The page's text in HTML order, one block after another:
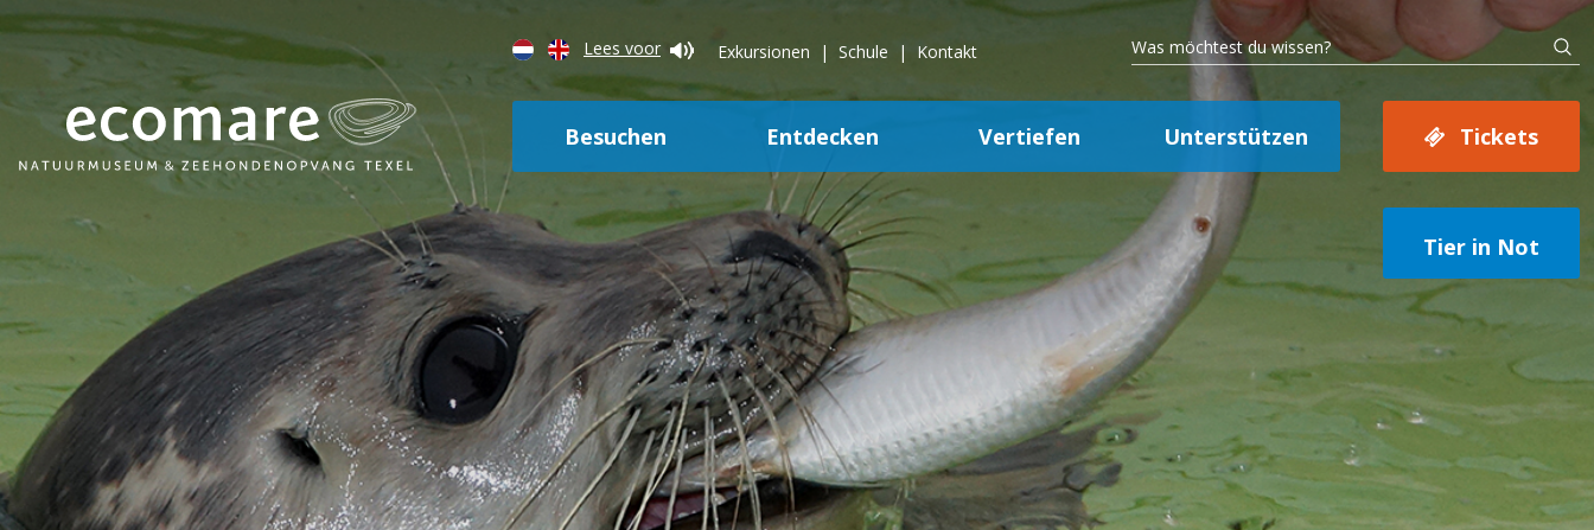
Lees voor Exkursionen Schule Kontakt
Besuchen Entdecken Vertiefen Unterstützen Tickets
Tier in Not